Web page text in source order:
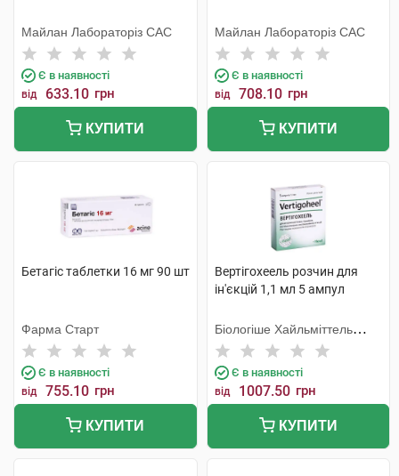
Майлан Лабораторіз САС
Є в наявності
від 633.10 грн
КУПИТИ
Майлан Лабораторіз САС
Є в наявності
від 708.10 грн
КУПИТИ
Бетагіс таблетки 16 мг 90 шт
Фарма Старт
Є в наявності
від 755.10 грн
КУПИТИ
Вертігохеель розчин для
ін'єкцій 1,1 мл 5 ампул
Біологіше Хайльміттель
Хеель
Є в наявності
від 1007.50 грн
КУПИТИ